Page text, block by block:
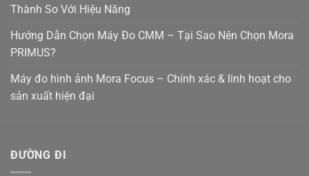
Thành So Với Hiệu Năng
Hướng Dẫn Chọn Máy Đo CMM – Tại Sao Nên Chọn Mora
PRIMUS?
Máy đo hình ảnh Mora Focus – Chính xác & linh hoạt cho
sản xuất hiện đại
ĐƯỜNG ĐI